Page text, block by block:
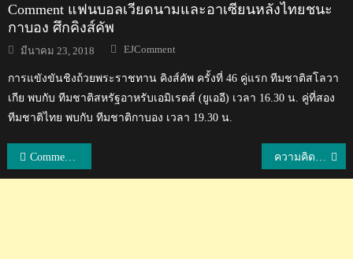
Comment แฟนบอลเวียดนามและอาเซียนหลังไทยชนะ
กาบอง ศึกคิงส์คัพ
Posted
on
มีนาคม 23, 2018 Author
EJComment
การแขังขันชิงถ้วยพระราชทาน คิงส์คัพ ครั้งที่ 46 คู่แรก ทีมชาติสโลวา
เกีย พบกับ ทีมชาติสหรัฐอาหรับเอมิเรตส์ (ยูเออี) เวลา 16.30 น. คู่ที่สอง
ทีมชาติไทย พบกับ ทีมชาติกาบอง เวลา 19.30 น.
แนะแนว
Comment แฟนบอลญี่ปุ่นหลังชนาธิปทำให้ประตูช่วยให้ซับโปโรพลิกแซงเอฟซี โตเกียว 3-2